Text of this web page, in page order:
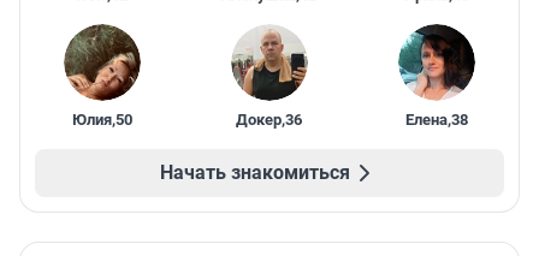
Юлия,50 Докер,36 Елена,38
Начать знакомиться